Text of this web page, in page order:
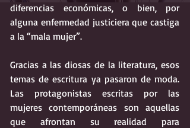
diferencias económicas, o bien, por
alguna enfermedad justiciera que castiga
a la “mala mujer”.
Gracias a las diosas de la literatura, esos
temas de escritura ya pasaron de moda.
Las protagonistas escritas por las
mujeres contemporáneas son aquellas
que afrontan su realidad para